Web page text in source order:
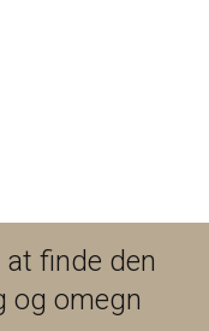
finde den
og omegn